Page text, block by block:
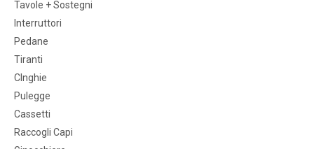
Tavole + Sostegni
Interruttori
Pedane
Tiranti
CInghie
Pulegge
Cassetti
Raccogli Capi